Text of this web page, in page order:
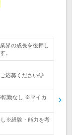
界の成長を後押し
。
ご応募ください◎
転勤なし ※マイカ
し※経験・能力を考